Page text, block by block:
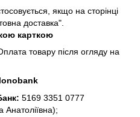
якщо на сторінці
доставка".
карткою
товару після огляду на
5169 3351 0777